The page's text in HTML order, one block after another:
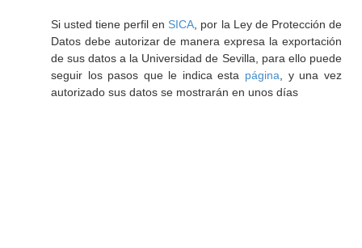
Si usted tiene perfil en SICA , por la Ley de Protección de
Datos debe autorizar de manera expresa la exportación
de sus datos a la Universidad de Sevilla, para ello puede
seguir los pasos que le indica esta página , y una vez
autorizado sus datos se mostrarán en unos días